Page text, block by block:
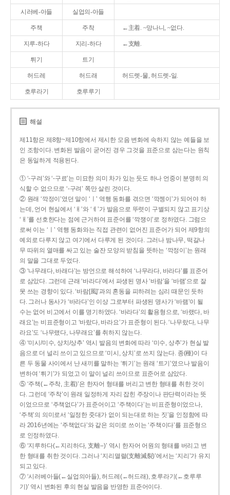
시러베-아들 실업의-아들
주책 주착 ←主着. ~망나니, ~없다.
지루-하다 지리-하다 ←支離.
튀기 트기
허드레 허드래 허드렛-물, 허드렛-일.
호루라기 호루루기
해설
제11항은 제8항~제10항에서 제시한 모음 변화에 속하지 않는 예들을 보
인 조항이다. 변화된 발음이 굳어진 경우 그것을 표준으로 삼는다는 원칙
은 동일하게 적용된다.
① ‘-구려’와 ‘-구료’는 미묘한 의미 차가 있는 듯도 하나 언중이 분명히 의
식할 수 없으므로 ‘-구려’ 쪽만 살린 것이다.
② 원래 ‘깍정이’였던 말이 ‘ㅣ’ 역행 동화를 겪으면 ‘깍젱이’가 되어야 하
는데, 언어 현실에서 ‘ㅐ’와 ‘ㅔ’가 발음으로 뚜렷이 구별되지 않고 표기상
‘ㅐ’를 선호한다는 점에 근거하여 표준어를 ‘깍쟁이’로 정하였다. 그럼으
로써 이는 ‘ㅣ’ 역행 동화와는 직접 관련이 없어진 표준어가 되어 제9항의
예외로 다루지 않고 여기에서 다루게 된 것이다. 그러나 밤나무, 떡갈나
무 따위의 열매를 싸고 있는 술잔 모양의 받침을 뜻하는 ‘깍정이’는 원래
의 말을 그대로 두었다.
③ ‘나무래다, 바래다’는 방언으로 해석하여 ‘나무라다, 바라다’를 표준어
로 삼았다. 그런데 근래 ‘바라다’에서 파생된 명사 ‘바람’을 ‘바램’으로 잘
못 쓰는 경향이 있다. ‘바람[風]’과의 혼동을 피하려는 심리 때문인 듯하
다. 그러나 동사가 ‘바라다’인 이상 그로부터 파생된 명사가 ‘바램’이 될
수는 없어 비고에서 이를 명기하였다. ‘바라다’의 활용형으로, ‘바랬다, 바
래요’는 비표준형이고 ‘바랐다, 바라요’가 표준형이 된다. ‘나무랐다, 나무
라요’도 ‘나무랬다, 나무래요’를 취하지 않는다.
④ ‘미시/미수, 상치/상추’ 역시 발음의 변화에 따라 ‘미수, 상추’가 현실 발
음으로 더 널리 쓰이고 있으므로 ‘미시, 상치’로 쓰지 않는다. 종(種)이 다
른 두 동물 사이에서 난 새끼를 말하는 ‘튀기’는 원래 ‘트기’였으나 발음이
변하여 ‘튀기’가 되었고 이 말이 널리 쓰이므로 표준어로 삼았다.
⑤ ‘주책(←주착, 主着)’은 한자어 형태를 버리고 변한 형태를 취한 것이
다. 그런데 ‘주착’이 원래 일정하게 자리 잡힌 주장이나 판단력이라는 뜻
이었으므로 ‘주책없다’가 표준어이고 ‘주책이다’는 비표준형이었으나,
‘주책’의 의미로서 ‘일정한 줏대가 없이 되는대로 하는 짓’을 인정함에 따
라 2016년에는 ‘주책없다’와 같은 의미로 쓰이는 ‘주책이다’를 표준형으
로 인정하였다.
⑥ ‘지루하다(←지리하다, 支離--)’ 역시 한자어 어원의 형태를 버리고 변
한 형태를 취한 것이다. 그러나 ‘지리멸렬(支離滅裂)’에서는 ‘지리’가 유지
되고 있다.
⑦ ‘시러베아들(←실업의아들), 허드레(←허드래), 호루라기(←호루루
기)’ 역시 변화된 후의 현실 발음을 반영한 표준어이다.